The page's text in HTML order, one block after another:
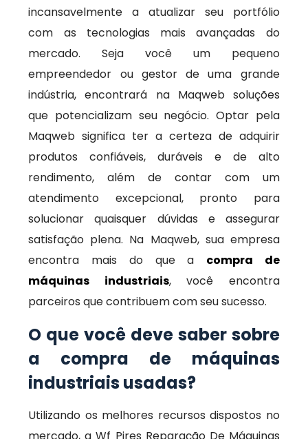
incansavelmente a atualizar seu portfólio
com as tecnologias mais avançadas do
mercado. Seja você um pequeno
empreendedor ou gestor de uma grande
indústria, encontrará na Maqweb soluções
que potencializam seu negócio. Optar pela
Maqweb significa ter a certeza de adquirir
produtos confiáveis, duráveis e de alto
rendimento, além de contar com um
atendimento excepcional, pronto para
solucionar quaisquer dúvidas e assegurar
satisfação plena. Na Maqweb, sua empresa
encontra mais do que a compra de
máquinas industriais, você encontra
parceiros que contribuem com seu sucesso.
O que você deve saber sobre
a compra de máquinas
industriais usadas?
Utilizando os melhores recursos dispostos no